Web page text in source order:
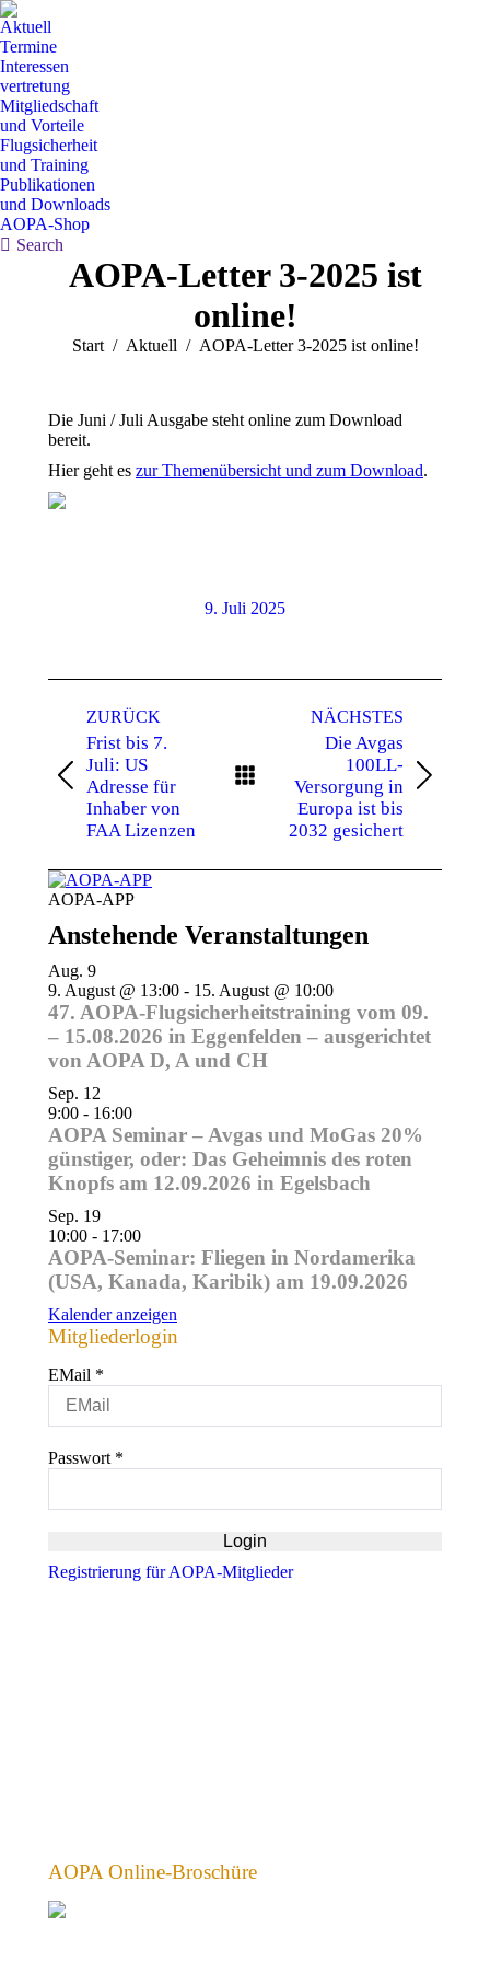
Aktuell
Termine
Interessen
vertretung
Mitgliedschaft
und Vorteile
Flugsicherheit
und Training
Publikationen
und Downloads
AOPA-Shop
Search:
Search
AOPA-Letter 3-2025 ist
online!
Sie befinden sich hier:
Start Aktuell AOPA-Letter 3-2025 ist online!
Die Juni / Juli Ausgabe steht online zum Download
bereit.
Hier geht es zur Themenübersicht und zum Download.
9. Juli 2025
ZURÜCK
Vorheriger
Beitrag:
Frist bis 7.
Juli: US
Adresse für
Inhaber von
FAA Lizenzen
NÄCHSTES
Nächster
Beitrag:
Die Avgas
100LL-
Versorgung in
Europa ist bis
2032 gesichert
AOPA-APP
Anstehende Veranstaltungen
Aug. 9
9. August @ 13:00 - 15. August @ 10:00
47. AOPA-Flugsicherheitstraining vom 09.
– 15.08.2026 in Eggenfelden – ausgerichtet
von AOPA D, A und CH
Sep. 12
9:00 - 16:00
AOPA Seminar – Avgas und MoGas 20%
günstiger, oder: Das Geheimnis des roten
Knopfs am 12.09.2026 in Egelsbach
Sep. 19
10:00 - 17:00
AOPA-Seminar: Fliegen in Nordamerika
(USA, Kanada, Karibik) am 19.09.2026
Kalender anzeigen
Mitgliederlogin
EMail *
Passwort *
Registrierung für AOPA-Mitglieder
AOPA Online-Broschüre